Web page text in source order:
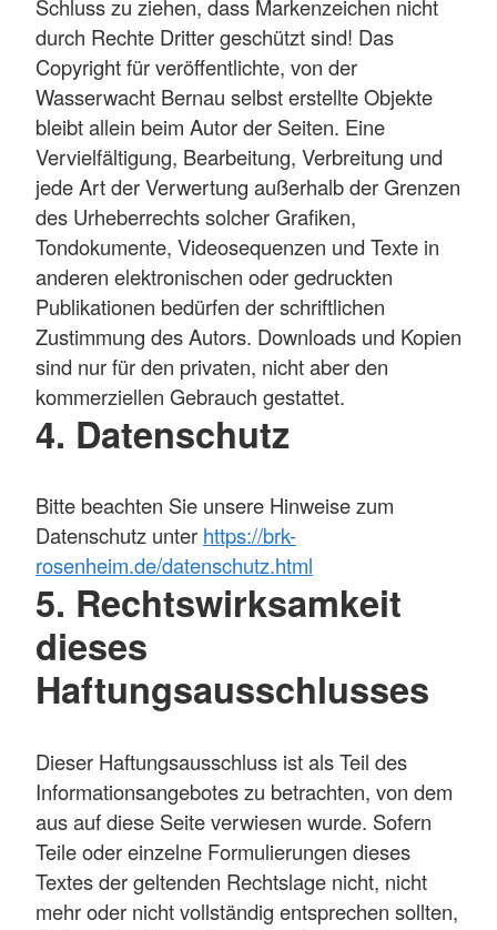
Schluss zu ziehen, dass Markenzeichen nicht
durch Rechte Dritter geschützt sind! Das
Copyright für veröffentlichte, von der
Wasserwacht Bernau selbst erstellte Objekte
bleibt allein beim Autor der Seiten. Eine
Vervielfältigung, Bearbeitung, Verbreitung und
jede Art der Verwertung außerhalb der Grenzen
des Urheberrechts solcher Grafiken,
Tondokumente, Videosequenzen und Texte in
anderen elektronischen oder gedruckten
Publikationen bedürfen der schriftlichen
Zustimmung des Autors. Downloads und Kopien
sind nur für den privaten, nicht aber den
kommerziellen Gebrauch gestattet.
4. Datenschutz
Bitte beachten Sie unsere Hinweise zum
Datenschutz unter https://brk-
rosenheim.de/datenschutz.html
5. Rechtswirksamkeit
dieses
Haftungsausschlusses
Dieser Haftungsausschluss ist als Teil des
Informationsangebotes zu betrachten, von dem
aus auf diese Seite verwiesen wurde. Sofern
Teile oder einzelne Formulierungen dieses
Textes der geltenden Rechtslage nicht, nicht
mehr oder nicht vollständig entsprechen sollten,